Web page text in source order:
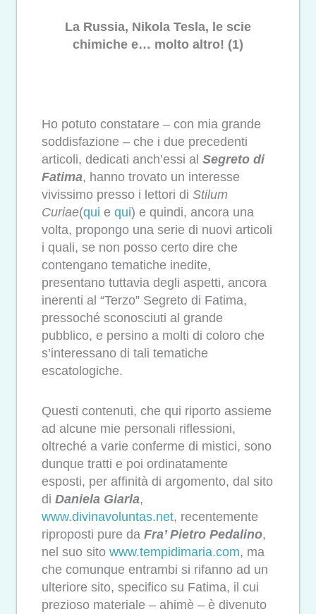
La Russia, Nikola Tesla, le scie
chimiche e… molto altro! (1)
Ho potuto constatare – con mia grande
soddisfazione – che i due precedenti
articoli, dedicati anch’essi al Segreto di
Fatima, hanno trovato un interesse
vivissimo presso i lettori di Stilum
Curiae(qui e qui) e quindi, ancora una
volta, propongo una serie di nuovi articoli
i quali, se non posso certo dire che
contengano tematiche inedite,
presentano tuttavia degli aspetti, ancora
inerenti al “Terzo” Segreto di Fatima,
pressoché sconosciuti al grande
pubblico, e persino a molti di coloro che
s’interessano di tali tematiche
escatologiche.
Questi contenuti, che qui riporto assieme
ad alcune mie personali riflessioni,
oltreché a varie conferme di mistici, sono
dunque tratti e poi ordinatamente
esposti, per affinità di argomento, dal sito
di Daniela Giarla,
www.divinavoluntas.net, recentemente
riproposti pure da Fra’ Pietro Pedalino,
nel suo sito www.tempidimaria.com, ma
che comunque entrambi si rifanno ad un
ulteriore sito, specifico su Fatima, il cui
prezioso materiale – ahimè – è divenuto